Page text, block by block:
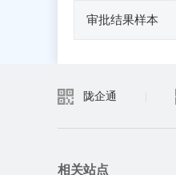
审批结果样本
陇企通
相关站点